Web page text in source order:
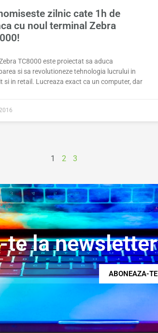
zilnic cate 1h de
cu noul terminal Zebra
TC8000 este proiectat sa aduca
si sa revolutioneze tehnologia lucrului in
si in retail. Lucreaza exact ca un computer, dar
1 2 3
te la newsletter
ABONEAZA-TE